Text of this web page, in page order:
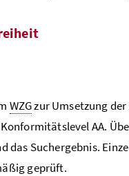
WZGzur Umsetzung
AA.
das Suchergebnis.
geprüft.